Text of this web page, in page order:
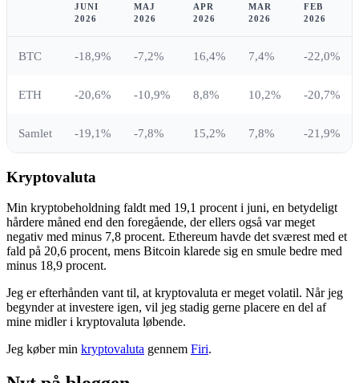
JUNI
2026
MAJ
2026
APR
2026
MAR
2026
FEB
2026
BTC -18,9% -7,2% 16,4% 7,4% -22,0%
ETH -20,6% -10,9% 8,8% 10,2% -20,7%
Samlet -19,1% -7,8% 15,2% 7,8% -21,9%
Kryptovaluta
Min kryptobeholdning faldt med 19,1 procent i juni, en betydeligt
hårdere måned end den foregående, der ellers også var meget
negativ med minus 7,8 procent. Ethereum havde det sværest med et
fald på 20,6 procent, mens Bitcoin klarede sig en smule bedre med
minus 18,9 procent.
Jeg er efterhånden vant til, at kryptovaluta er meget volatil. Når jeg
begynder at investere igen, vil jeg stadig gerne placere en del af
mine midler i kryptovaluta løbende.
Jeg køber min kryptovaluta gennem Firi.